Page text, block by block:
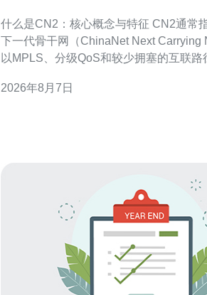
什么是CN2：核心概念与特征 CN2通常
下一代骨干网（ChinaNet Next Carrying
以MPLS、分级QoS和较少拥塞的互联路
常见表现为BGP策略、专属光缆通道和流
2026年8月7日